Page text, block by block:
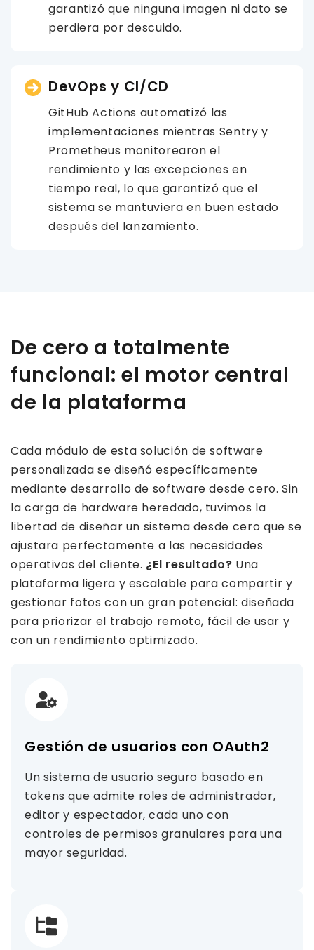
garantizó que ninguna imagen ni dato se
perdiera por descuido.
DevOps y CI/CD
GitHub Actions automatizó las
implementaciones mientras Sentry y
Prometheus monitorearon el
rendimiento y las excepciones en
tiempo real, lo que garantizó que el
sistema se mantuviera en buen estado
después del lanzamiento.
De cero a totalmente
funcional: el motor central
de la plataforma
Cada módulo de esta solución de software
personalizada se diseñó específicamente
mediante desarrollo de software desde cero. Sin
la carga de hardware heredado, tuvimos la
libertad de diseñar un sistema desde cero que se
ajustara perfectamente a las necesidades
operativas del cliente. ¿El resultado? Una
plataforma ligera y escalable para compartir y
gestionar fotos con un gran potencial: diseñada
para priorizar el trabajo remoto, fácil de usar y
con un rendimiento optimizado.
Gestión de usuarios con OAuth2
Un sistema de usuario seguro basado en
tokens que admite roles de administrador,
editor y espectador, cada uno con
controles de permisos granulares para una
mayor seguridad.